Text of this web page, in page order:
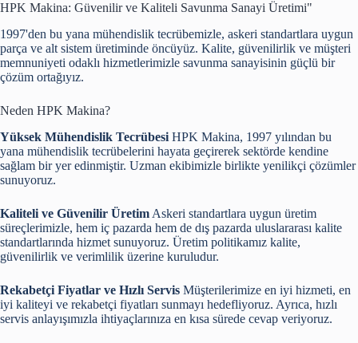
HPK Makina: Güvenilir ve Kaliteli Savunma Sanayi Üretimi"
1997'den bu yana mühendislik tecrübemizle, askeri standartlara uygun
parça ve alt sistem üretiminde öncüyüz. Kalite, güvenilirlik ve müşteri
memnuniyeti odaklı hizmetlerimizle savunma sanayisinin güçlü bir
çözüm ortağıyız.
Neden HPK Makina?
Yüksek Mühendislik Tecrübesi HPK Makina, 1997 yılından bu
yana mühendislik tecrübelerini hayata geçirerek sektörde kendine
sağlam bir yer edinmiştir. Uzman ekibimizle birlikte yenilikçi çözümler
sunuyoruz.
Kaliteli ve Güvenilir Üretim Askeri standartlara uygun üretim
süreçlerimizle, hem iç pazarda hem de dış pazarda uluslararası kalite
standartlarında hizmet sunuyoruz. Üretim politikamız kalite,
güvenilirlik ve verimlilik üzerine kuruludur.
Rekabetçi Fiyatlar ve Hızlı Servis Müşterilerimize en iyi hizmeti, en
iyi kaliteyi ve rekabetçi fiyatları sunmayı hedefliyoruz. Ayrıca, hızlı
servis anlayışımızla ihtiyaçlarınıza en kısa sürede cevap veriyoruz.